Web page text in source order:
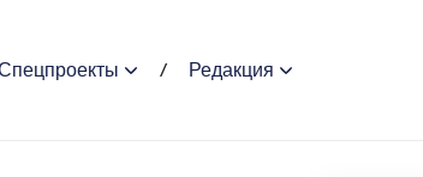
Редакция